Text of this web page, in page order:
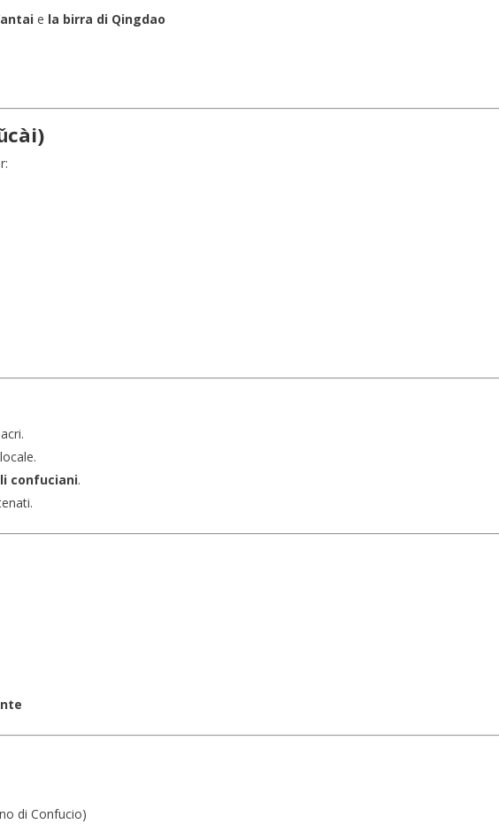
e la birra di Qingdao
confuciani.
di Confucio)